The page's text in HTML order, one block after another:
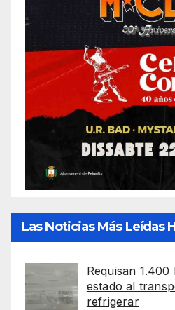
Las Noticias Más Leídas
Requisan
estado al
refrigerar